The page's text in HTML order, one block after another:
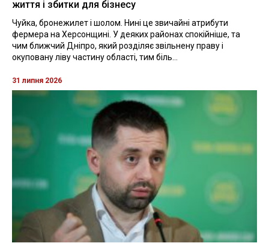
життя і збитки для бізнесу
Чуйка, бронежилет і шолом. Нині це звичайні атрибути
фермера на Херсонщині. У деяких районах спокійніше, та
чим ближчий Дніпро, який розділяє звільнену праву і
окуповану ліву частину області, тим біль...
31 липня 2026